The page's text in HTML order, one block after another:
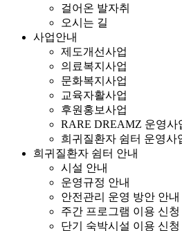
걸어온 발자취
오시는 길
사업안내
제도개선사업
의료복지사업
문화복지사업
교육자활사업
후원홍보사업
RARE DREAMZ 운영사
희귀질환자 쉼터 운영사
희귀질환자 쉼터 안내
시설 안내
운영규정 안내
안전관리 운영 방안 안내
주간 프로그램 이용 신청
단기 숙박시설 이용 신청